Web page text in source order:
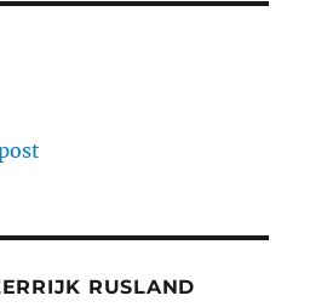
RUSLAND